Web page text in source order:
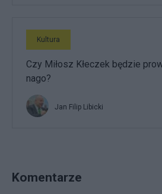
Kultura
Czy Miłosz Kłeczek będzie
nago?
Jan Filip Libicki
Komentarze